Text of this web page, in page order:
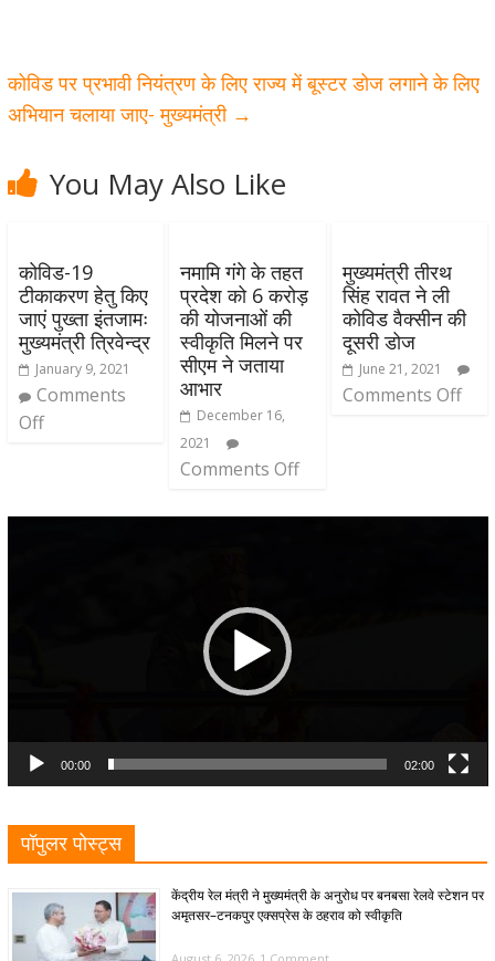
कोविड पर प्रभावी नियंत्रण के लिए राज्य में बूस्टर डोज लगाने के लिए
अभियान चलाया जाए- मुख्यमंत्री →
You May Also Like
कोविड-19
टीकाकरण हेतु किए
जाएं पुख्ता इंतजामः
मुख्यमंत्री त्रिवेन्द्र
January 9, 2021
Comments
Off
नमामि गंगे के तहत
प्रदेश को 6 करोड़
की योजनाओं की
स्वीकृति मिलने पर
सीएम ने जताया
आभार
December 16,
2021
Comments Off
मुख्यमंत्री तीरथ
सिंह रावत ने ली
कोविड वैक्सीन की
दूसरी डोज
June 21, 2021
Comments Off
00:00 02:00
पॉपुलर पोस्ट्स
केंद्रीय रेल मंत्री ने मुख्यमंत्री के अनुरोध पर बनबसा रेलवे स्टेशन पर
अमृतसर–टनकपुर एक्सप्रेस के ठहराव को स्वीकृति